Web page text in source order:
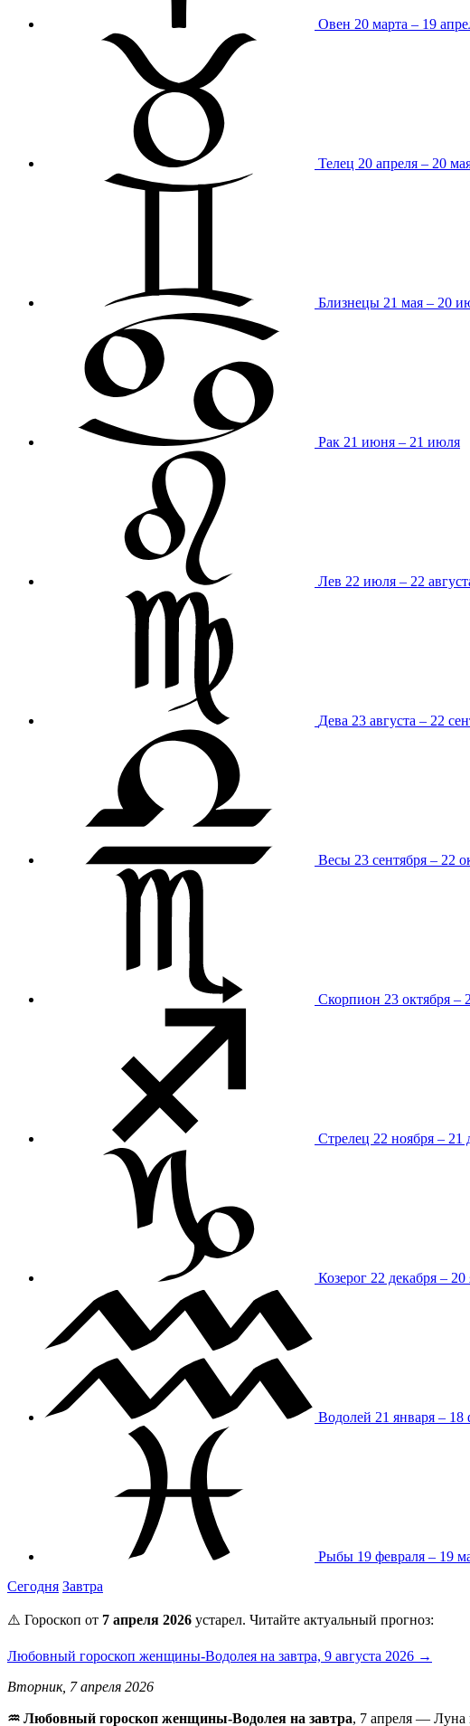
Овен 20 марта – 19
Телец 20 апреля – 20
Близнецы 21 мая – 20
Рак 21 июня – 21 июля
Лев 22 июля – 22
Дева 23 августа – 22
Весы 23 сентября – 22
Скорпион 23 октября –
Стрелец 22 ноября – 21
Козерог 22 декабря – 20
Водолей 21 января – 18
Рыбы 19 февраля – 19
Сегодня Завтра
⚠️ Гороскоп от 7 апреля 2026 устарел. Читайте актуальный прогноз:
Любовный гороскоп женщины-Водолея на завтра, 9 августа 2026 →
Вторник, 7 апреля 2026
♒ Любовный гороскоп женщины-Водолея на завтра, 7 апреля — Луна